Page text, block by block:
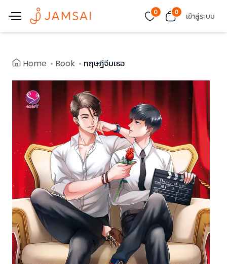
0 0 เข้าสู่ระบบ
Home Book ทฤษฎีจีบเธอ